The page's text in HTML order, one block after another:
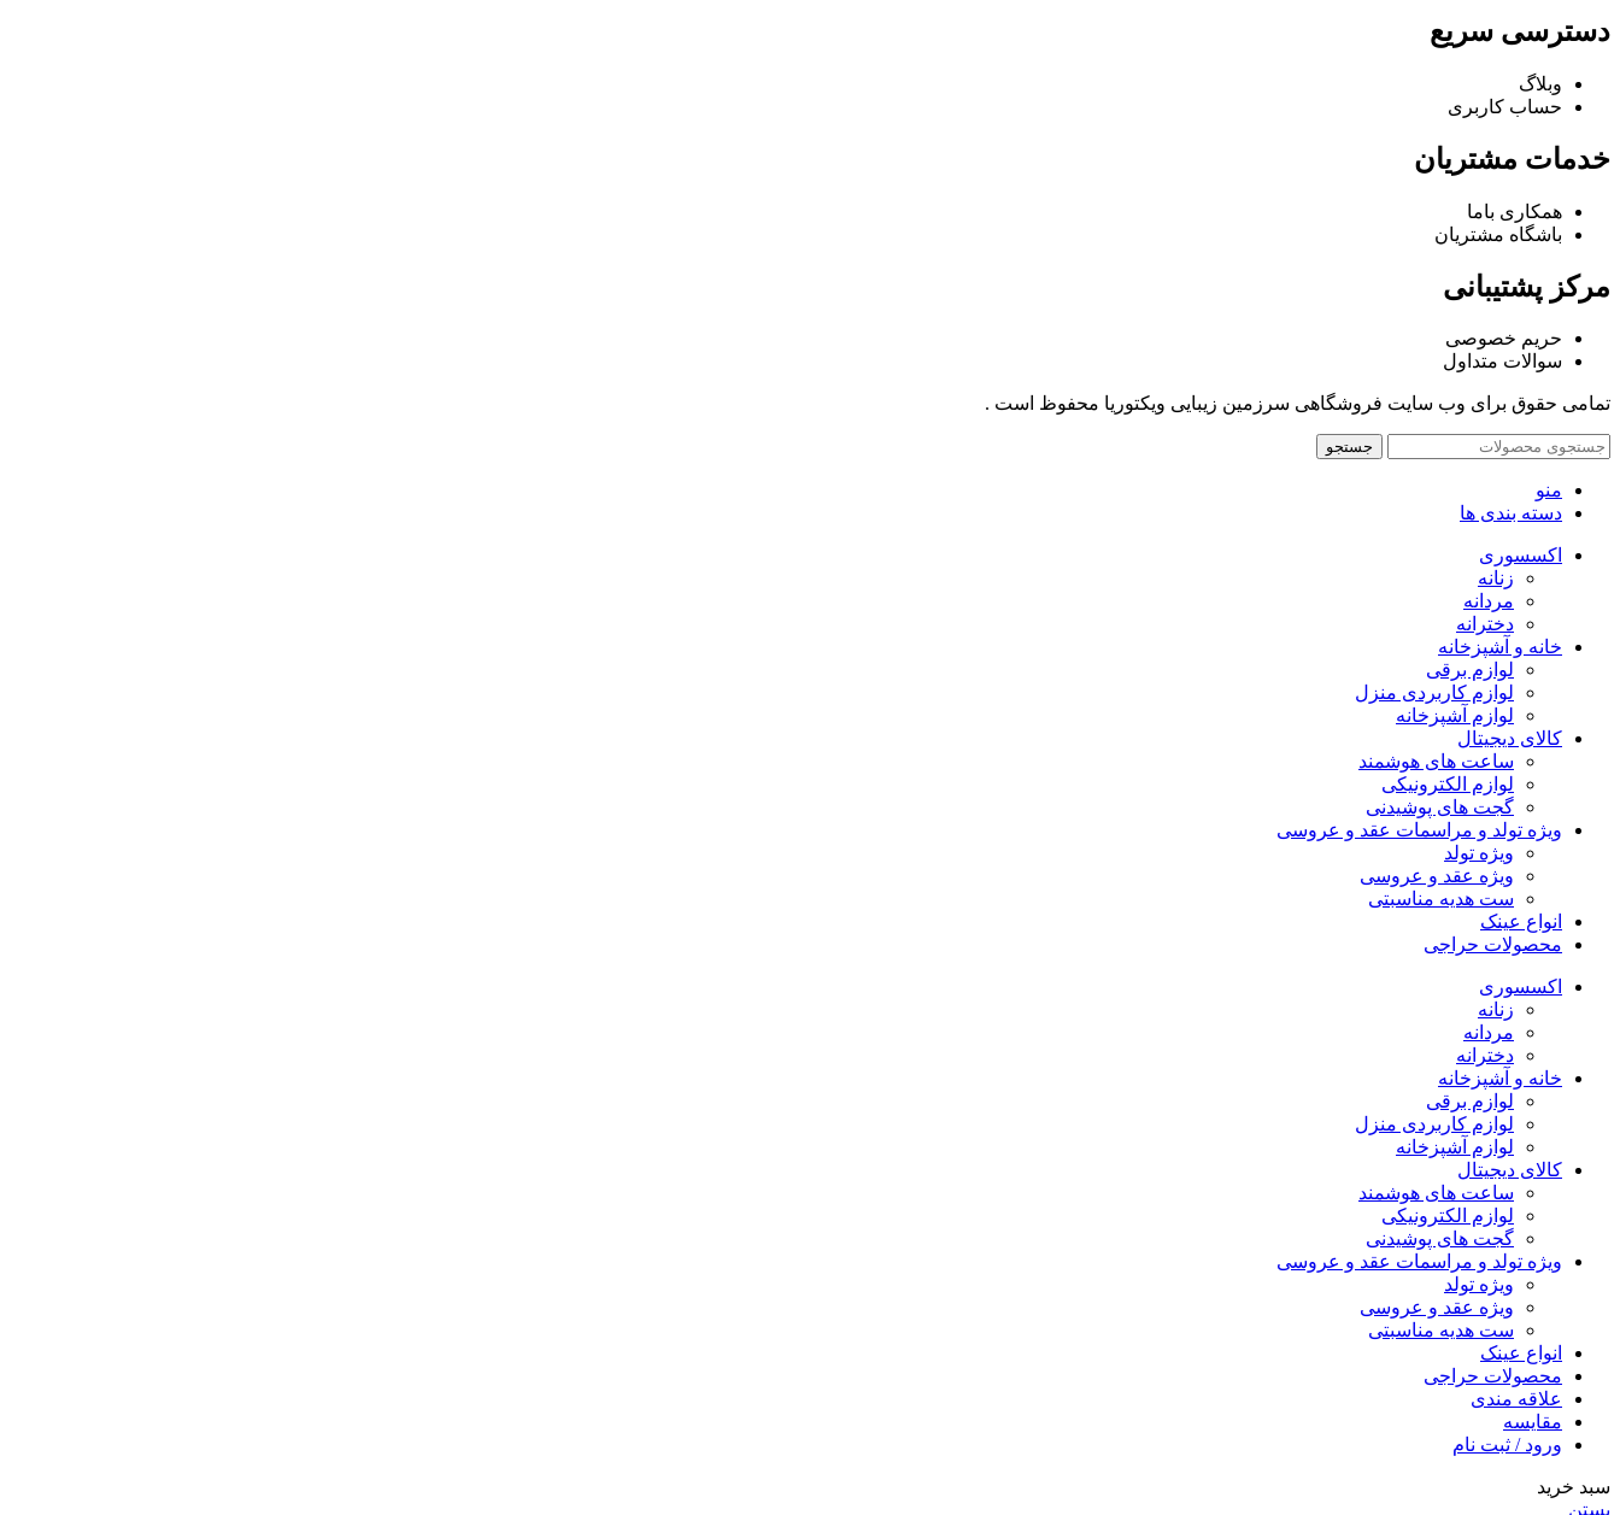
دسترسی سریع
وبلاگ
حساب کاربری
خدمات مشتریان
همکاری باما
باشگاه مشتریان
مرکز پشتیبانی
حریم خصوصی
سوالات متداول
تمامی حقوق برای وب سایت فروشگاهی سرزمین زیبایی ویکتوریا محفوظ است .
جستجو
منو
دسته بندی ها
اکسسوری
زنانه
مردانه
دخترانه
خانه و آشپزخانه
لوازم برقی
لوازم کاربردی منزل
لوازم آشپزخانه
کالای دیجیتال
ساعت های هوشمند
لوازم الکترونیکی
گجت های پوشیدنی
ویژه تولد و مراسمات عقد و عروسی
ویژه تولد
ویژه عقد و عروسی
ست هدیه مناسبتی
انواع عینک
محصولات حراجی
اکسسوری
زنانه
مردانه
دخترانه
خانه و آشپزخانه
لوازم برقی
لوازم کاربردی منزل
لوازم آشپزخانه
کالای دیجیتال
ساعت های هوشمند
لوازم الکترونیکی
گجت های پوشیدنی
ویژه تولد و مراسمات عقد و عروسی
ویژه تولد
ویژه عقد و عروسی
ست هدیه مناسبتی
انواع عینک
محصولات حراجی
علاقه مندی
مقایسه
ورود / ثبت نام
سبد خرید
بستن